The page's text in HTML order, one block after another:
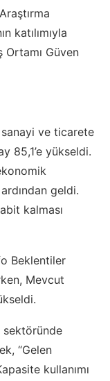
katılımıyla
Güven
sanayi ve ticarete
85,1’e yükseldi.
geldi.
kalması
Beklentiler
Mevcut
sektöründe
“Gelen
kullanımı